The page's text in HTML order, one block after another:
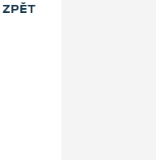
ZPĚT